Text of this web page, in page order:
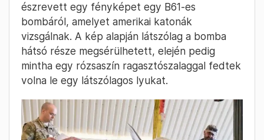
észrevett egy fényképet egy B61-es
bombáról, amelyet amerikai katonák
vizsgálnak. A kép alapján látszólag a bomba
hátsó része megsérülhetett, elején pedig
mintha egy rózsaszín ragasztószalaggal fedtek
volna le egy látszólagos lyukat.